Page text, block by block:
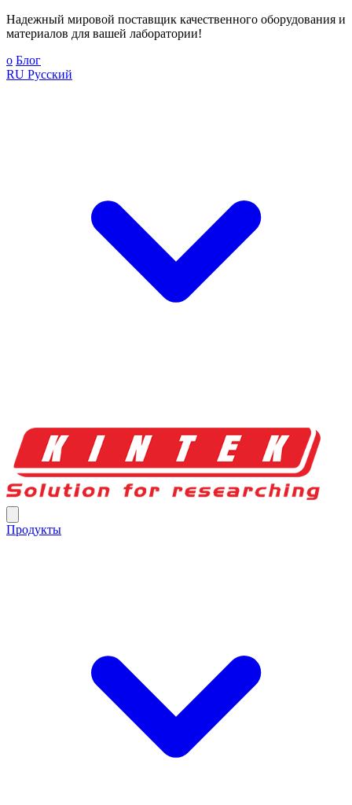
Надежный мировой поставщик качественного оборудования и
материалов для вашей лаборатории!
о Блог
RU Русский
Продукты